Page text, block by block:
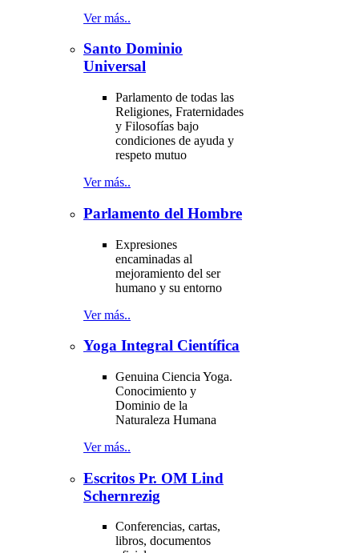
Ver más..
Santo Dominio
Universal
Parlamento de todas las
Religiones, Fraternidades
y Filosofías bajo
condiciones de ayuda y
respeto mutuo
Ver más..
Parlamento del Hombre
Expresiones
encaminadas al
mejoramiento del ser
humano y su entorno
Ver más..
Yoga Integral Científica
Genuina Ciencia Yoga.
Conocimiento y
Dominio de la
Naturaleza Humana
Ver más..
Escritos Pr. OM Lind
Schernrezig
Conferencias, cartas,
libros, documentos